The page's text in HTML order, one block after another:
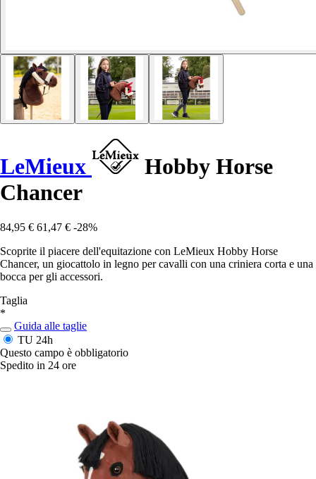
LeMieux
Hobby Horse
Chancer
84,95 € 61,47 € -28%
Scoprite il piacere dell'equitazione con LeMieux Hobby Horse
Chancer, un giocattolo in legno per cavalli con una criniera corta e una
bocca per gli accessori.
Taglia
*
Guida alle taglie
TU 24h
Questo campo è obbligatorio
Spedito in 24 ore